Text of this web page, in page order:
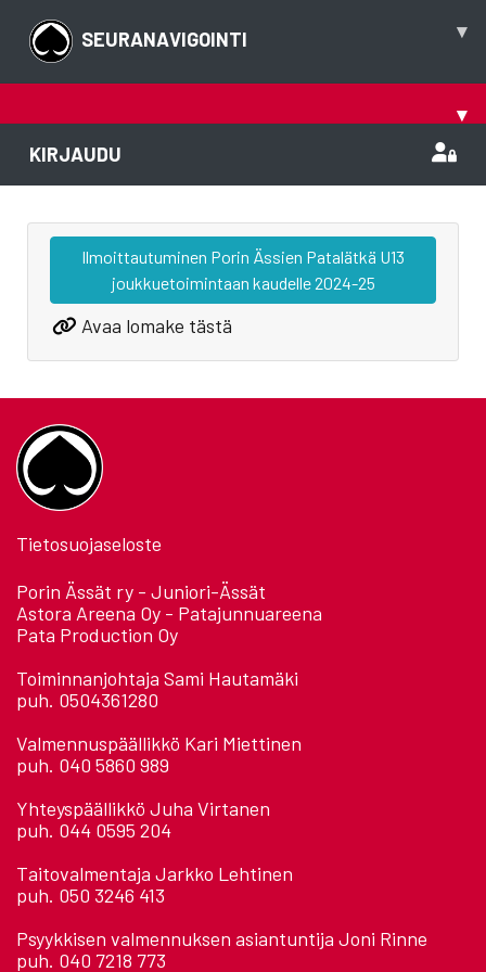
SEURANAVIGOINTI ▾
▾
KIRJAUDU
Ilmoittautuminen Porin Ässien Patalätkä U13
joukkuetoimintaan kaudelle 2024-25
Avaa lomake tästä
Tietosuojaseloste
Porin Ässät ry - Juniori-Ässät
Astora Areena Oy - Patajunnuareena
Pata Production Oy
Toiminnanjohtaja Sami Hautamäki
puh. 0504361280
Valmennuspäällikkö Kari Miettinen
puh. 040 5860 989
Yhteyspäällikkö Juha Virtanen
puh. 044 0595 204
Taitovalmentaja Jarkko Lehtinen
puh. 050 3246 413
Psyykkisen valmennuksen asiantuntija Joni Rinne
puh. 040 7218 773